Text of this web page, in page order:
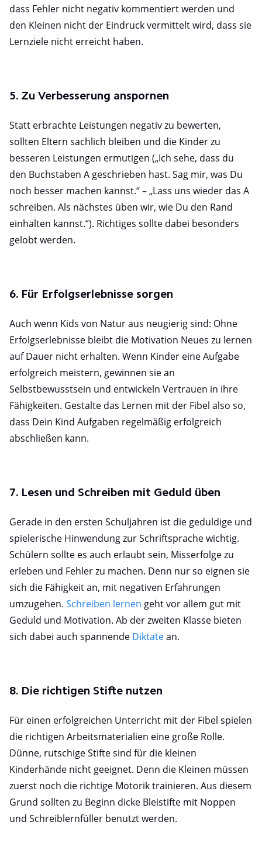
dass Fehler nicht negativ kommentiert werden und
den Kleinen nicht der Eindruck vermittelt wird, dass sie
Lernziele nicht erreicht haben.
5. Zu Verbesserung anspornen
Statt erbrachte Leistungen negativ zu bewerten,
sollten Eltern sachlich bleiben und die Kinder zu
besseren Leistungen ermutigen („Ich sehe, dass du
den Buchstaben A geschrieben hast. Sag mir, was Du
noch besser machen kannst.“ – „Lass uns wieder das A
schreiben. Als nächstes üben wir, wie Du den Rand
einhalten kannst.“). Richtiges sollte dabei besonders
gelobt werden.
6. Für Erfolgserlebnisse sorgen
Auch wenn Kids von Natur aus neugierig sind: Ohne
Erfolgserlebnisse bleibt die Motivation Neues zu lernen
auf Dauer nicht erhalten. Wenn Kinder eine Aufgabe
erfolgreich meistern, gewinnen sie an
Selbstbewusstsein und entwickeln Vertrauen in ihre
Fähigkeiten. Gestalte das Lernen mit der Fibel also so,
dass Dein Kind Aufgaben regelmäßig erfolgreich
abschließen kann.
7. Lesen und Schreiben mit Geduld üben
Gerade in den ersten Schuljahren ist die geduldige und
spielerische Hinwendung zur Schriftsprache wichtig.
Schülern sollte es auch erlaubt sein, Misserfolge zu
erleben und Fehler zu machen. Denn nur so eignen sie
sich die Fähigkeit an, mit negativen Erfahrungen
umzugehen. Schreiben lernen geht vor allem gut mit
Geduld und Motivation. Ab der zweiten Klasse bieten
sich dabei auch spannende Diktatean.
8. Die richtigen Stifte nutzen
Für einen erfolgreichen Unterricht mit der Fibel spielen
die richtigen Arbeitsmaterialien eine große Rolle.
Dünne, rutschige Stifte sind für die kleinen
Kinderhände nicht geeignet. Denn die Kleinen müssen
zuerst noch die richtige Motorik trainieren. Aus diesem
Grund sollten zu Beginn dicke Bleistifte mit Noppen
und Schreiblernfüller benutzt werden.